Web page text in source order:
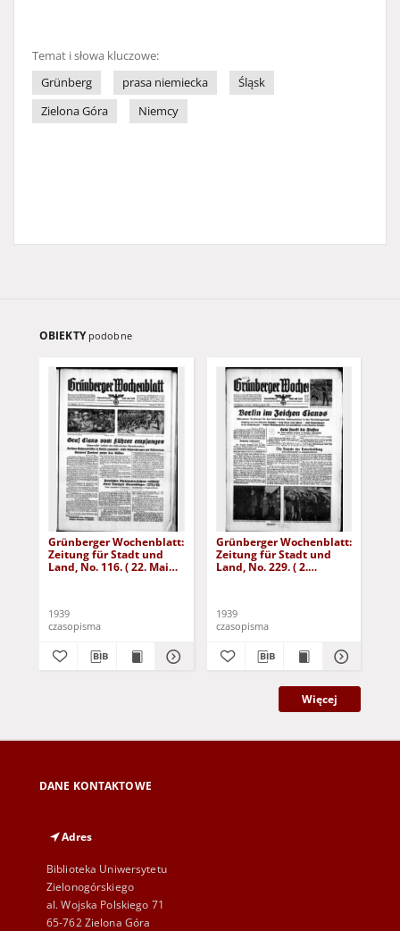
Temat i słowa kluczowe:
Grünberg
prasa niemiecka
Śląsk
Zielona Góra
Niemcy
OBIEKTY podobne
Grünberger Wochenblatt:
Zeitung für Stadt und
Land, No. 116. ( 22. Mai
1939
czasopisma
Grünberger Wochenblatt:
Zeitung für Stadt und
Land, No. 229. ( 2.
1939
czasopisma
Więcej
DANE KONTAKTOWE
Adres
Biblioteka Uniwersytetu
Zielonogórskiego
al. Wojska Polskiego 71
65-762 Zielona Góra